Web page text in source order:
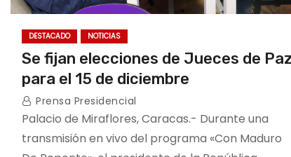
DESTACADO NOTICIAS
Se fijan elecciones de Jueces de Paz
para el 15 de diciembre
Prensa Presidencial
Palacio de Miraflores, Caracas.- Durante una
transmisión en vivo del programa «Con Maduro